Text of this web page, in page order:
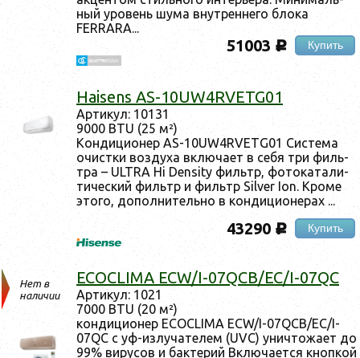
ный уро­вень шу­ма внут­ренне­го бло­ка
FERRARA...
51003 c Купить
Haisens AS-10UW4RVETG01
Ар­ти­кул: 10131
9000 BTU (25 м²)
Кон­ди­ци­онер AS-10UW4RVETG01 Сис­те­ма
очис­тки воз­ду­ха вклю­ча­ет в се­бя три филь­
тра – ULTRA Hi Density филь­тр, фо­тока­тали­
тичес­кий филь­тр и филь­тр Silver Ion. Кро­ме
это­го, до­пол­ни­тель­но в кон­ди­ци­оне­рах ...
43290 c Купить
Нет в
наличии
ECOCLIMA ECW/I-07QCB/EC/I-07QC
Ар­ти­кул: 1021
7000 BTU (20 м²)
кон­ди­ци­онер ECOCLIMA ECW/I-07QCB/EC/I-
07QC с уф-из­лу­чате­лем (UVC) унич­то­жа­ет до
99% ви­русов и бак­те­рий Вклю­ча­ет­ся кноп­кой